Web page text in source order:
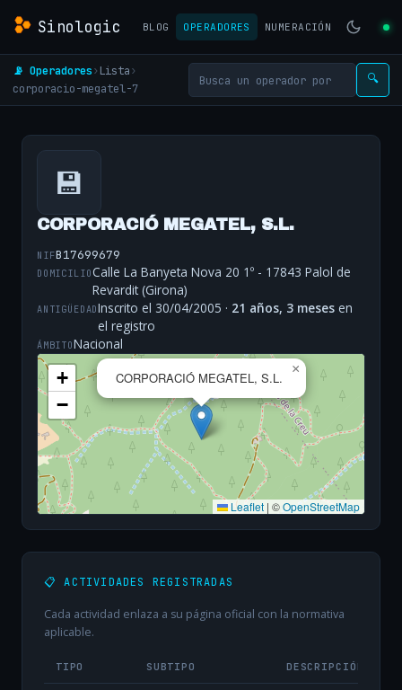
Sinologic BLOG OPERADORES NUMERACIÓN
📡 Operadores› Lista›
corporacio-megatel-7
🔍
💾
CORPORACIÓ MEGATEL, S.L.
NIFB17699679
DOMICILIOCalle La Banyeta Nova 20 1º - 17843 Palol de
Revardit (Girona)
ANTIGÜEDADInscrito el 30/04/2005 · 21 años, 3 meses en
el registro
ÁMBITONacional
CORPORACIÓ MEGATEL, S.L.
×
+
−
Leaflet | ©OpenStreetMap
📋 ACTIVIDADES REGISTRADAS
Cada actividad enlaza a su página oficial con la normativa
aplicable.
TIPO SUBTIPO DESCRIPCIÓN